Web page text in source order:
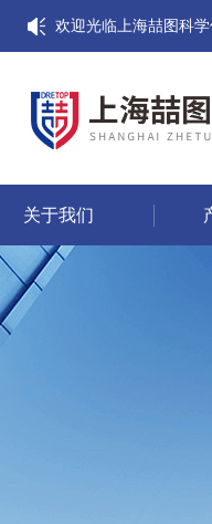
欢迎光临上海喆图科
关于我们